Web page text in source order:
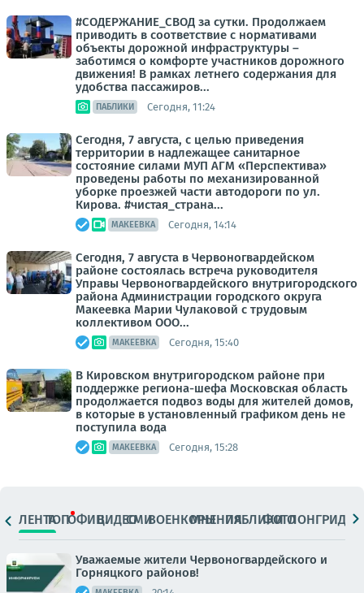
#СОДЕРЖАНИЕ_СВОД за сутки. Продолжаем
приводить в соответствие с нормативами
объекты дорожной инфраструктуры –
заботимся о комфорте участников дорожного
движения! В рамках летнего содержания для
удобства пассажиров...
ПАБЛИКИ Сегодня, 11:24
Сегодня, 7 августа, с целью приведения
территории в надлежащее санитарное
состояние силами МУП АГМ «Перспектива»
проведены работы по механизированной
уборке проезжей части автодороги по ул.
Кирова. #чистая_страна...
МАКЕЕВКА Сегодня, 14:14
Сегодня, 7 августа в Червоногвардейском
районе состоялась встреча руководителя
Управы Червоногвардейского внутригородского
района Администрации городского округа
Макеевка Марии Чулаковой с трудовым
коллективом ООО...
МАКЕЕВКА Сегодня, 15:40
В Кировском внутригородском районе при
поддержке региона-шефа Московская область
продолжается подвоз воды для жителей домов,
в которые в установленный графиком день не
поступила вода
МАКЕЕВКА Сегодня, 15:28
ЛЕНТАТОПОФИЦ.ВИДЕОСМИВОЕНКОРЫМНЕНИЯПАБЛИКИ
ФОТОЛОНГРИДЫ
Уважаемые жители Червоногвардейского и
Горняцкого районов!